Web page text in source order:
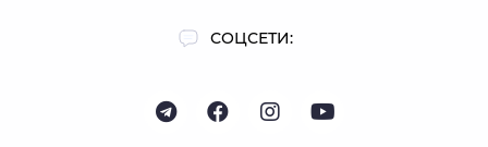
СОЦСЕТИ: